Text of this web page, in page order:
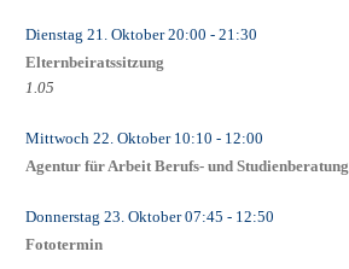
Dienstag 21. Oktober20:00 - 21:30
Elternbeiratssitzung
1.05
Mittwoch 22. Oktober10:10 - 12:00
Agentur für Arbeit Berufs- und
Donnerstag 23. Oktober07:45 - 12:50
Fototermin